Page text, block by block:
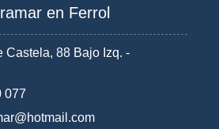
en Ferrol
Castela, 88 Bajo Izq. -
077